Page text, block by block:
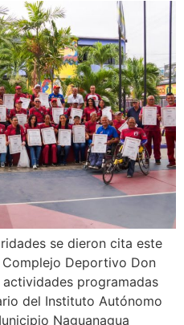
se dieron cita este
Deportivo Don
programadas
del Instituto Autónomo
Naguanagua